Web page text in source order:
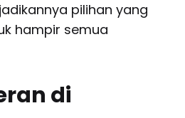
pilihan yang
hampir semua
di